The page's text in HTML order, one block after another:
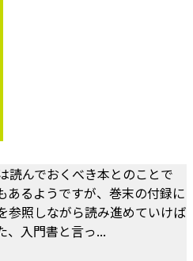
読んでおくべき本とのことで
あるようですが、巻末の付録に
参照しながら読み進めていけば
、入門書と言っ...